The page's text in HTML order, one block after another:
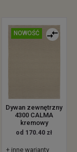
NOWOŚĆ
Dywan zewnętrzny
4300 CALMA
kremowy
od 170.40 zł
+ inne warianty